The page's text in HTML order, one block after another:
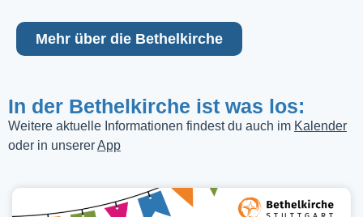
Mehr über die Bethelkirche
In der Bethelkirche ist was los:
Weitere aktuelle Informationen findest du auch im Kalender
oder in unsererApp